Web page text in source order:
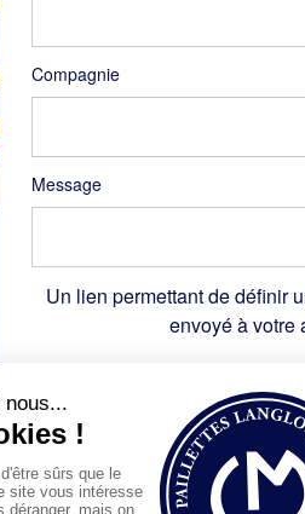
Compagnie
Message
Un lien permettant de définir
envoyé à votre